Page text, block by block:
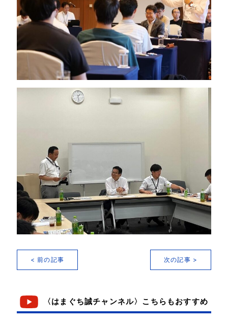
< 前の記事 次の記事 >
〈はまぐち誠チャンネル〉こちらもおすすめ